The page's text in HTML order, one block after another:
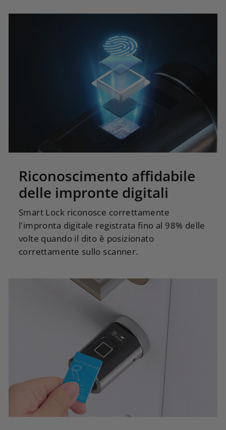
brugola.componente esteso del cilindro della
inossidabile con lega di zinco, plastica. Garanzia:
due anni. Il nostro servizio clienti è sempre a
Riconoscimento affidabile
delle impronte digitali
Smart Lock riconosce correttamente
l'impronta digitale registrata fino al 98% delle
volte quando il dito è posizionato
correttamente sullo scanner.